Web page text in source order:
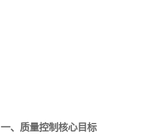
一、质量控制核心目标